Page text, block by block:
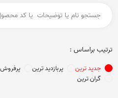
ترتیب براساس :
جدید ترین پربازدید ترین
گران ترین